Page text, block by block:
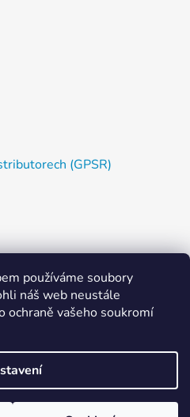
používáme soubory
náš web neustále
ochraně vašeho soukromí
nebo zboží výrobců, které
(GPSR)
škola Eskymování
Shoptet